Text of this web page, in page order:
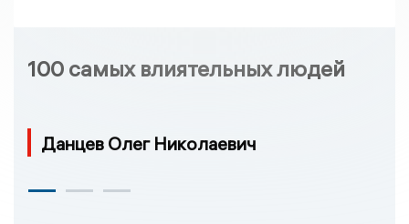
100 самых влиятельных людей
Данцев Олег Николаевич